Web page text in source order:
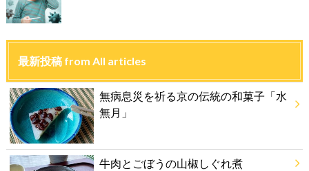
最新投稿 from All articles
無病息災を祈る京の伝統の和菓子「水
無月」
牛肉とごぼうの山椒しぐれ煮